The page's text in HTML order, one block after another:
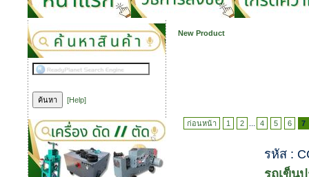
[Help]
New Product
ก่อนหน้า 1 2 4 5 6 7
รหัส :
รถเข็น